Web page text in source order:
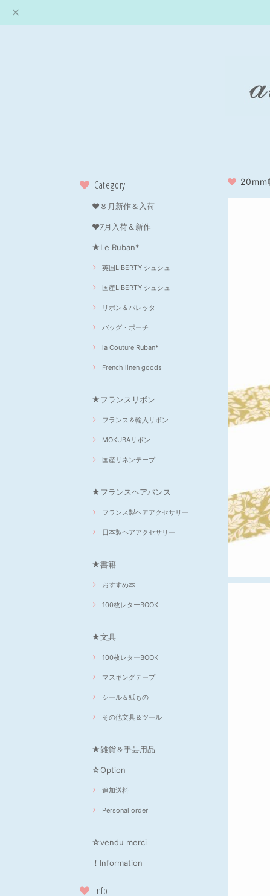
Category
❤８月新作＆入荷
❤7月入荷＆新作
★Le Ruban*
英国LIBERTY シュシュ
国産LIBERTY シュシュ
リボン＆バレッタ
バッグ・ポーチ
la Couture Ruban*
French linen goods
★フランスリボン
フランス＆輸入リボン
MOKUBAリボン
国産リネンテープ
★フランスヘアバンス
フランス製ヘアアクセサリー
日本製ヘアアクセサリー
★書籍
おすすめ本
100枚レターBOOK
★文具
100枚レターBOOK
マスキングテープ
シール＆紙もの
その他文具＆ツール
★雑貨＆手芸用品
☆Option
追加送料
Personal order
☆vendu merci
！Information
Info
20mm